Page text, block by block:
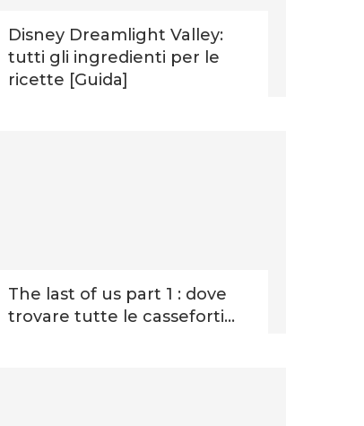
Disney Dreamlight Valley:
tutti gli ingredienti per le
ricette [Guida]
The last of us part 1 : dove
trovare tutte le casseforti...